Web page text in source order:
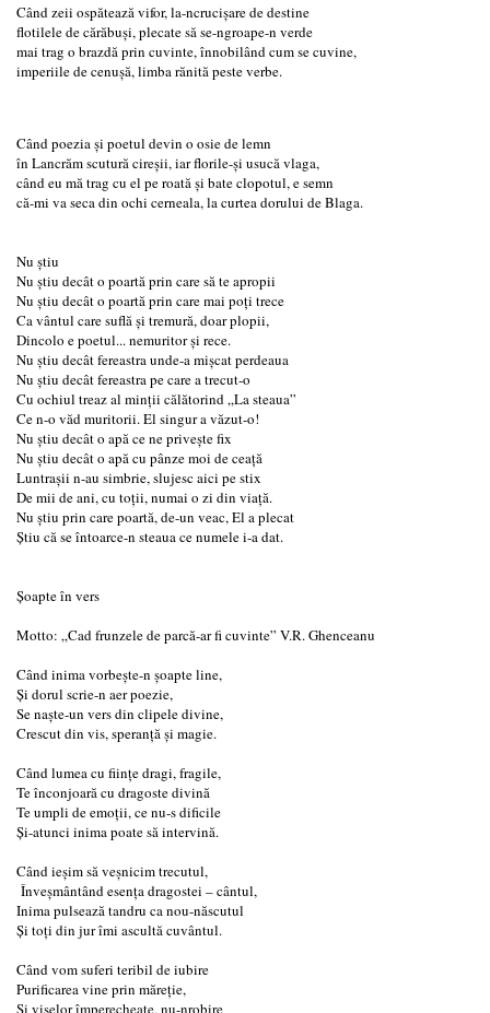
Când zeii ospătează vifor, la-ncrucişare de destine
flotilele de cărăbuşi, plecate să se-ngroape-n verde
mai trag o brazdă prin cuvinte, înnobilând cum se cuvine,
imperiile de cenuşă, limba rănită peste verbe.
Când poezia şi poetul devin o osie de lemn
în Lancrăm scutură cireşii, iar florile-şi usucă vlaga,
când eu mă trag cu el pe roată şi bate clopotul, e semn
că-mi va seca din ochi cerneala, la curtea dorului de Blaga.
Nu știu
Nu ştiu decât o poartă prin care să te apropii
Nu ştiu decât o poartă prin care mai poţi trece
Ca vântul care suflă şi tremură, doar plopii,
Dincolo e poetul... nemuritor şi rece.
Nu ştiu decât fereastra unde-a mişcat perdeaua
Nu ştiu decât fereastra pe care a trecut-o
Cu ochiul treaz al minţii călătorind „La steaua”
Ce n-o văd muritorii. El singur a văzut-o!
Nu ştiu decât o apă ce ne priveşte fix
Nu ştiu decât o apă cu pânze moi de ceaţă
Luntraşii n-au simbrie, slujesc aici pe stix
De mii de ani, cu toţii, numai o zi din viaţă.
Nu ştiu prin care poartă, de-un veac, El a plecat
Ştiu că se întoarce-n steaua ce numele i-a dat.
Șoapte în vers
Motto: „Cad frunzele de parcă-ar fi cuvinte” V.R. Ghenceanu
Când inima vorbește-n șoapte line,
Și dorul scrie-n aer poezie,
Se naște-un vers din clipele divine,
Crescut din vis, speranță și magie.
Când lumea cu ființe dragi, fragile,
Te înconjoară cu dragoste divină
Te umpli de emoții, ce nu-s dificile
Și-atunci inima poate să intervină.
Când ieșim să veșnicim trecutul,
Înveșmântând esența dragostei – cântul,
Inima pulsează tandru ca nou-născutul
Și toți din jur îmi ascultă cuvântul.
Când vom suferi teribil de iubire
Purificarea vine prin măreție,
Și viselor împerecheate, nu-nrobire